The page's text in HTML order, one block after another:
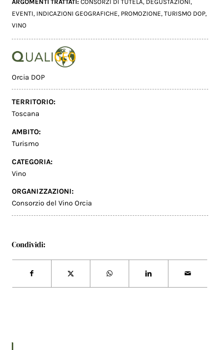
ARGOMENTI TRATTATI:CONSORZI DI TUTELA, DEGUSTAZIONI ,
EVENTI, INDICAZIONI GEOGRAFICHE, PROMOZIONE,TURISMO DOP,
VINO
Orcia DOP
TERRITORIO:
Toscana
AMBITO:
Turismo
CATEGORIA:
Vino
ORGANIZZAZIONI:
Consorzio del Vino Orcia
Condividi: